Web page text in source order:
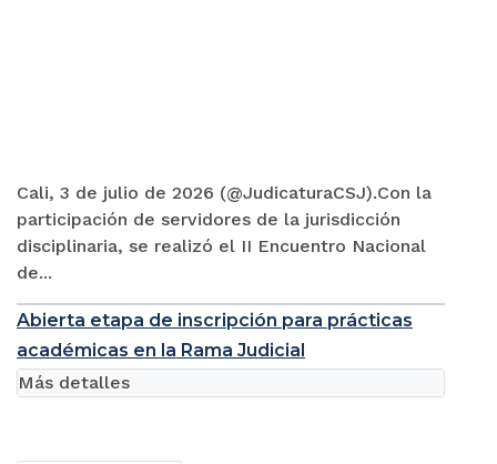
Cali, 3 de julio de 2026 (@JudicaturaCSJ).Con la
participación de servidores de la jurisdicción
disciplinaria, se realizó el II Encuentro Nacional
de...
Abierta etapa de inscripción para prácticas
académicas en la Rama Judicial
Más detalles